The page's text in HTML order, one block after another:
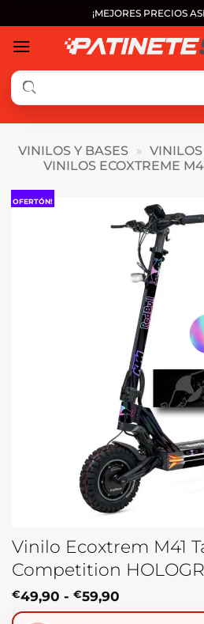
al
contenido
¡MEJORES PRECIOS
VINILOS Y BASES »
VINILOS ECOXTREME
OFERTÓN!
Vinilo Ecoxtrem M41
Competition
€49,90 - €59,90
de